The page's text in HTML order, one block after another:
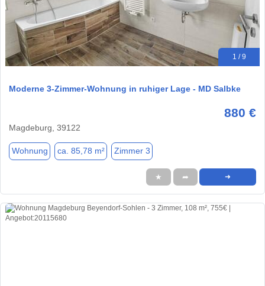
1 / 9
Moderne 3-Zimmer-Wohnung in ruhiger Lage - MD Salbke
880 €
Magdeburg, 39122
Wohnung ca. 85,78 m² Zimmer 3
★ ➦ ➜